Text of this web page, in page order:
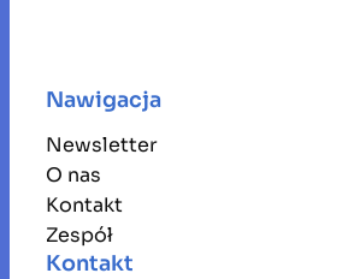
Nawigacja
Newsletter
O nas
Kontakt
Zespół
Kontakt